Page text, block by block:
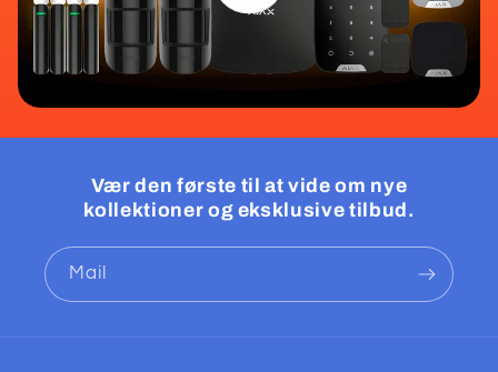
Vær den første til at vide om nye
kollektioner og eksklusive tilbud.
Mail